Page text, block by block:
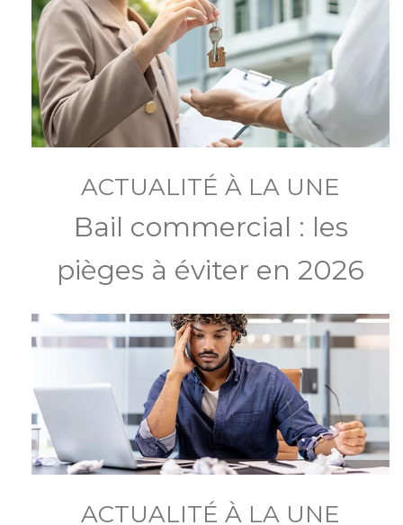
ACTUALITÉ À LA UNE
Bail commercial : les
pièges à éviter en 2026
ACTUALITÉ À LA UNE